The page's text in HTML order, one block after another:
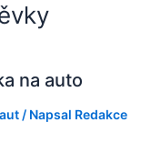
na auto
/ Napsal Redakce